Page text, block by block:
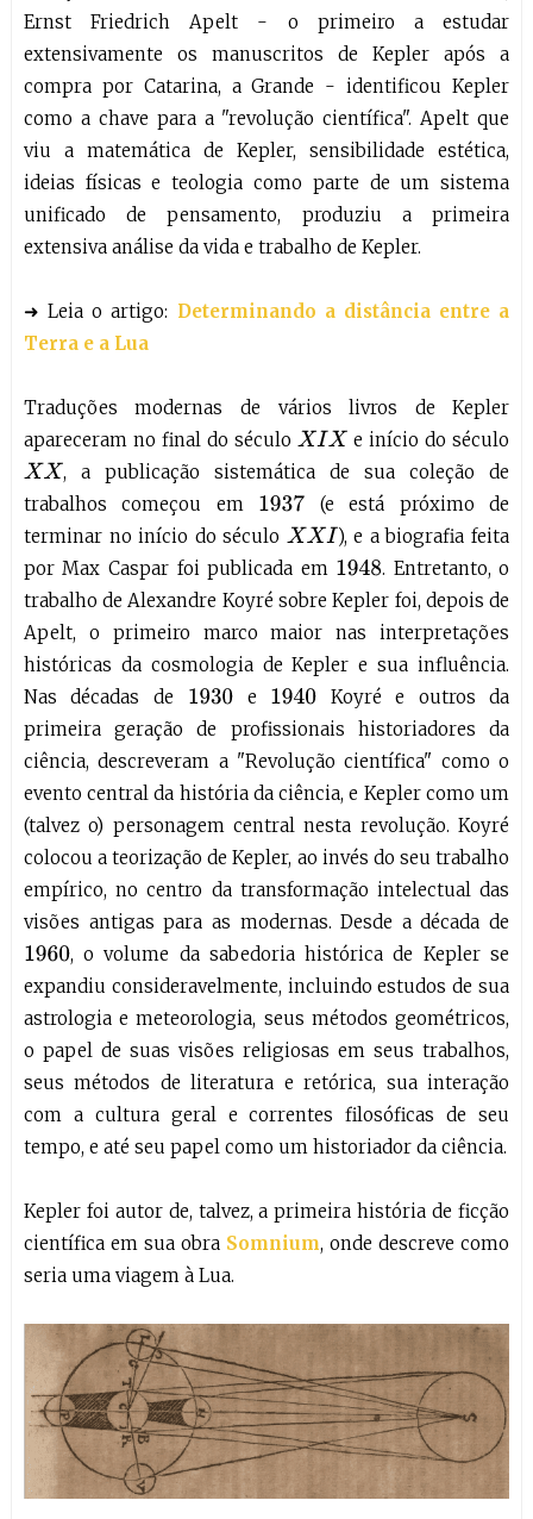
Ernst Friedrich Apelt - o primeiro a estudar
extensivamente os manuscritos de Kepler após a
compra por Catarina, a Grande - identificou Kepler
como a chave para a "revolução científica". Apelt que
viu a matemática de Kepler, sensibilidade estética,
ideias físicas e teologia como parte de um sistema
unificado de pensamento, produziu a primeira
extensiva análise da vida e trabalho de Kepler.
➜ Leia o artigo: Determinando a distância entre a
Terra e a Lua
Traduções modernas de vários livros de Kepler
apareceram no final do século XIX
e início do século
XX , a publicação sistemática de sua coleção de
trabalhos começou em 1937
(e está próximo de
terminar no início do século XXI
), e a biografia feita
por Max Caspar foi publicada em 1948 . Entretanto, o
trabalho de Alexandre Koyré sobre Kepler foi, depois de
Apelt, o primeiro marco maior nas interpretações
históricas da cosmologia de Kepler e sua influência.
Nas décadas de 1930 e 1940
Koyré e outros da
primeira geração de profissionais historiadores da
ciência, descreveram a "Revolução científica" como o
evento central da história da ciência, e Kepler como um
(talvez o) personagem central nesta revolução. Koyré
colocou a teorização de Kepler, ao invés do seu trabalho
empírico, no centro da transformação intelectual das
visões antigas para as modernas. Desde a década de
1960, o volume da sabedoria histórica de Kepler se
expandiu consideravelmente, incluindo estudos de sua
astrologia e meteorologia, seus métodos geométricos,
o papel de suas visões religiosas em seus trabalhos,
seus métodos de literatura e retórica, sua interação
com a cultura geral e correntes filosóficas de seu
tempo, e até seu papel como um historiador da ciência.
Kepler foi autor de, talvez, a primeira história de ficção
científica em sua obra Somnium, onde descreve como
seria uma viagem à Lua.